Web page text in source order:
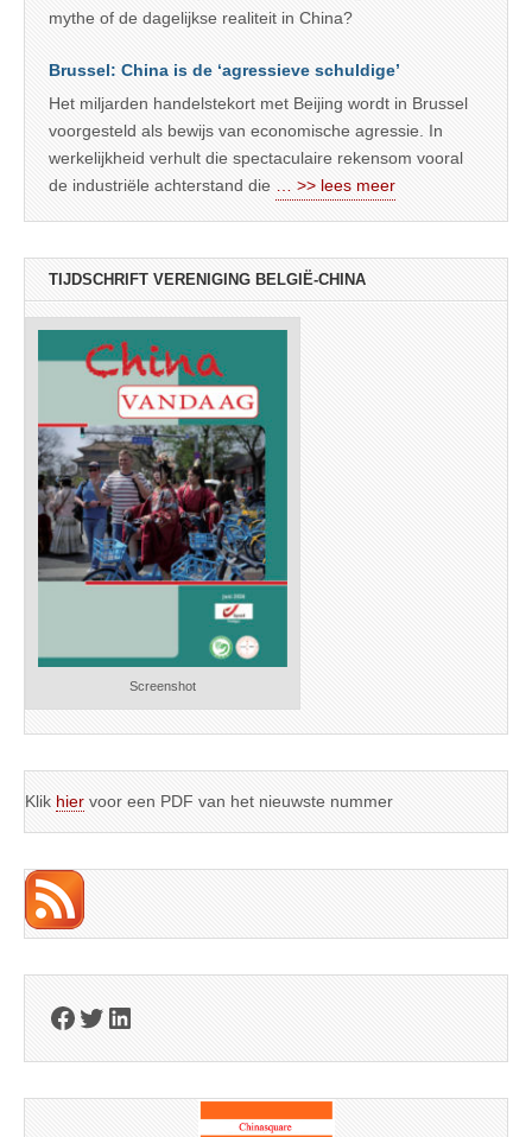
mythe of de dagelijkse realiteit in China?
Brussel: China is de ‘agressieve schuldige’
Het miljarden handelstekort met Beijing wordt in Brussel
voorgesteld als bewijs van economische agressie. In
werkelijkheid verhult die spectaculaire rekensom vooral
de industriële achterstand die
… >> lees meer
TIJDSCHRIFT VERENIGING BELGIË-CHINA
Screenshot
Klik hier voor een PDF van het nieuwste nummer
Facebook
Twitter
LinkedIn